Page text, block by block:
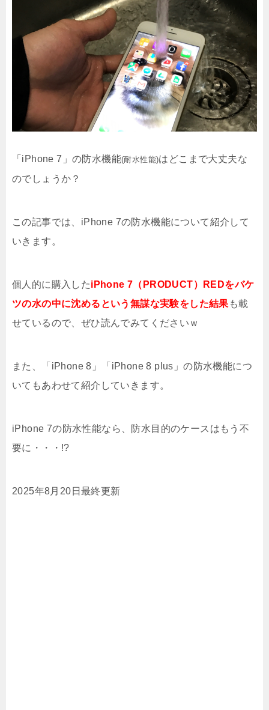
「iPhone 7」の防水機能(耐水性能)はどこまで大丈夫な
のでしょうか？
この記事では、iPhone 7の防水機能について紹介して
いきます。
個人的に購入したiPhone 7（PRODUCT）REDをバケ
ツの水の中に沈めるという無謀な実験をした結果 も載
せているので、ぜひ読んでみてくださいｗ
また、「iPhone 8」「iPhone 8 plus」の防水機能につ
いてもあわせて紹介していきます。
iPhone 7の防水性能なら、防水目的のケースはもう不
要に・・・!?
2025年8月20日最終更新